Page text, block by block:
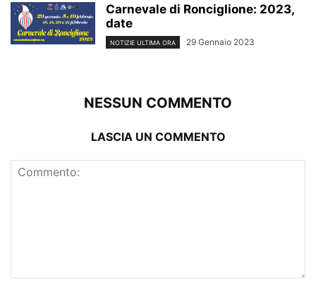
Carnevale di Ronciglione: 2023,
date
NOTIZIE ULTIMA ORA 29 Gennaio 2023
NESSUN COMMENTO
LASCIA UN COMMENTO